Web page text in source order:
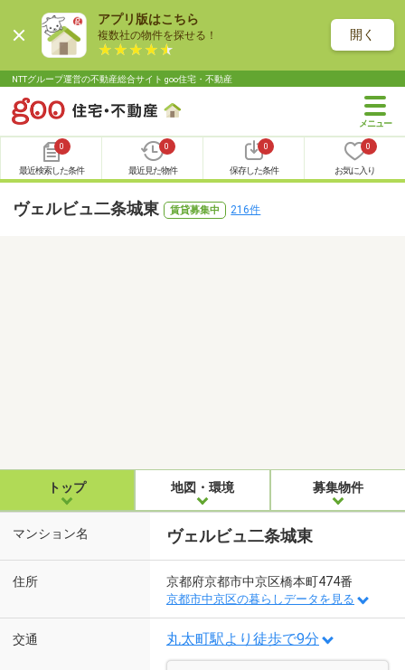
アプリ版はこちら
複数社の物件を探せる！ 開く
NTTグループ運営の不動産総合サイト goo住宅・不動産
0
最近検索した条件
0
最近見た物件
0
保存した条件
0
お気に入り
ヴェルビュ二条城東 賃貸募集中 216件
トップ 地図・環境 募集物件
マンション名 ヴェルビュ二条城東
住所 京都府京都市中京区橋本町474番
京都市中京区の暮らしデータを見る
交通 丸太町駅より徒歩で9分